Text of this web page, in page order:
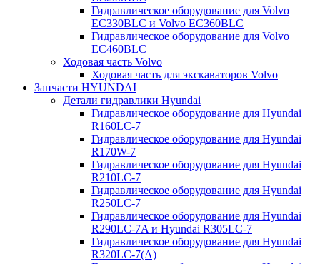
Гидравлическое оборудование для Volvo
EC330BLC и Volvo EC360BLC
Гидравлическое оборудование для Volvo
EC460BLC
Ходовая часть Volvo
Ходовая часть для экскаваторов Volvo
Запчасти HYUNDAI
Детали гидравлики Hyundai
Гидравлическое оборудование для Hyundai
R160LC-7
Гидравлическое оборудование для Hyundai
R170W-7
Гидравлическое оборудование для Hyundai
R210LC-7
Гидравлическое оборудование для Hyundai
R250LC-7
Гидравлическое оборудование для Hyundai
R290LC-7A и Hyundai R305LC-7
Гидравлическое оборудование для Hyundai
R320LC-7(A)